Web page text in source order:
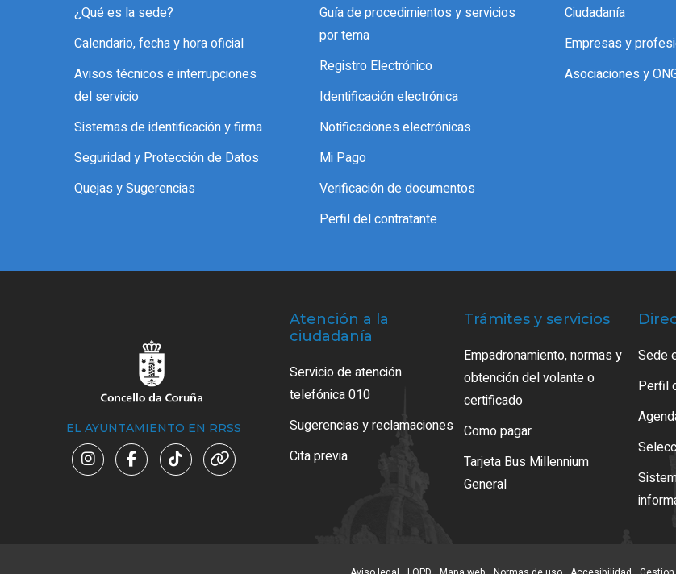
¿Qué es la sede?
Calendario, fecha y hora oficial
Avisos técnicos e interrupciones
del servicio
Sistemas de identificación y firma
Seguridad y Protección de Datos
Quejas y Sugerencias
Guía de procedimientos y servicios
por tema
Registro Electrónico
Identificación electrónica
Notificaciones electrónicas
Mi Pago
Verificación de documentos
Perfil del contratante
Ciudadanía
Empresas y
Asociaciones y
EL AYUNTAMIENTO EN RRSS
Atención a la
ciudadanía
Servicio de atención
telefónica 010
Sugerencias y reclamaciones
Cita previa
Trámites y servicios
Empadronamiento, normas y
obtención del volante o
certificado
Como pagar
Tarjeta Bus Millennium
General
Sede
Perfil